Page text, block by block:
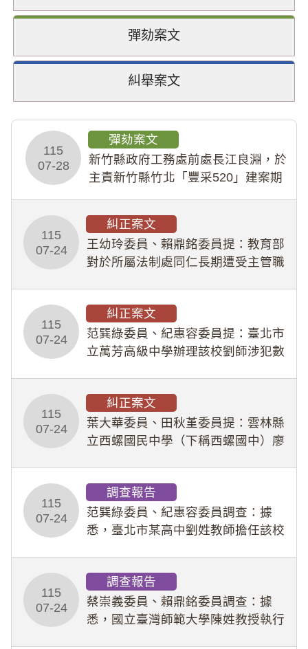
彈劾案文
糾舉案文
115
07-28
彈劾案文
新竹縣政府工務處前處長江良淵，於
主責新竹縣竹北「豐采520」建案期
幣1,483萬餘元，並長期收受建商餽
贈；復罔顧公共安全，圖利默許建商
於停工期間
115
07-24
糾正案文
王幼玲委員、賴鼎銘委員提：教育部
對於所屬法制處同仁長期遭受主管職
人員保障法」及「職業安全衛生法」
所定維護公務人員
115
07-24
糾正案文
范巽綠委員、紀惠容委員提：臺北市
立萬芳高級中學辦理該校劉師涉犯數
業把關與糾錯功能，不僅首份調查報
告漏未審酌師生不
115
07-24
糾正案文
葉大華委員、田秋堇委員提：雲林縣
立西螺國民中學（下稱西螺國中）廖
教羽球隊學生等行為，歷經該校校園
事件處理會議（下
115
07-24
調查報告
范巽綠委員、紀惠容委員調查：據
悉，臺北市某高中劉姓教師擔任該校
行拍攝特定樣態性影像並以手機傳送
劉師。該生因畏懼成
115
07-24
調查報告
蔡崇義委員、賴鼎銘委員調查：據
悉，國立臺灣師範大學陳姓教授執行